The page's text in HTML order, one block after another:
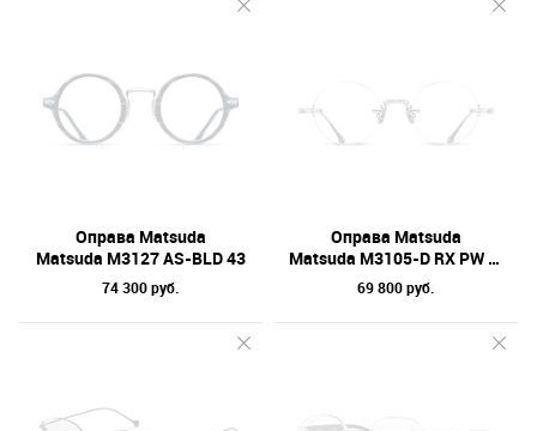
Оправа Matsuda
Matsuda M3127 AS-BLD 43
74 300 руб.
Оправа Matsuda
Matsuda M3105-D RX PW 47
69 800 руб.